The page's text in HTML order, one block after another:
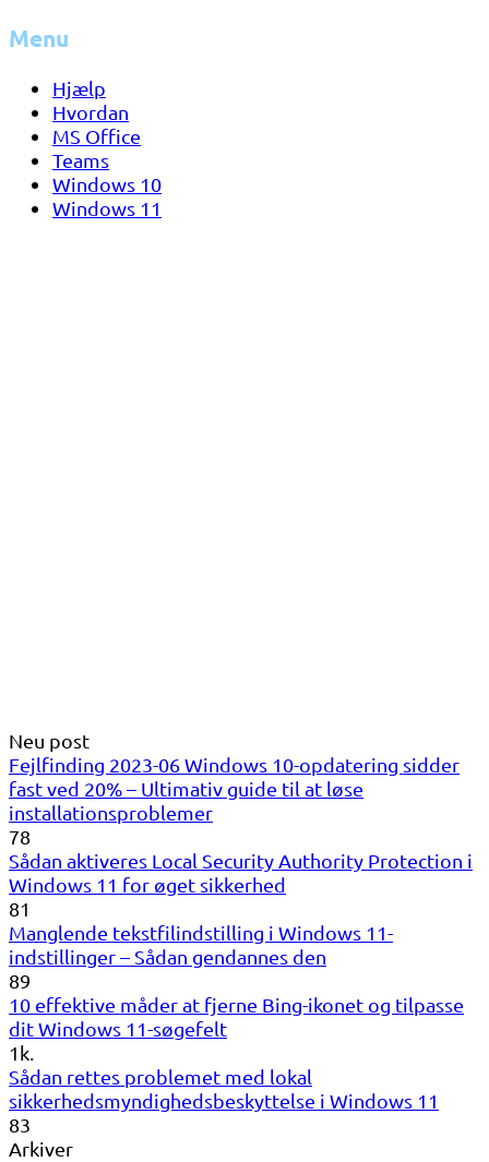
Menu
Hjælp
Hvordan
MS Office
Teams
Windows 10
Windows 11
Neu post
Fejlfinding 2023-06 Windows 10-opdatering sidder
fast ved 20% – Ultimativ guide til at løse
installationsproblemer
78
Sådan aktiveres Local Security Authority Protection i
Windows 11 for øget sikkerhed
81
Manglende tekstfilindstilling i Windows 11-
indstillinger – Sådan gendannes den
89
10 effektive måder at fjerne Bing-ikonet og tilpasse
dit Windows 11-søgefelt
1k.
Sådan rettes problemet med lokal
sikkerhedsmyndighedsbeskyttelse i Windows 11
83
Arkiver